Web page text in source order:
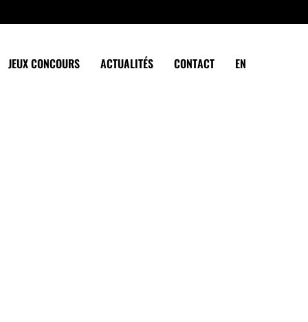
JEUX CONCOURS ACTUALITÉS CONTACT EN